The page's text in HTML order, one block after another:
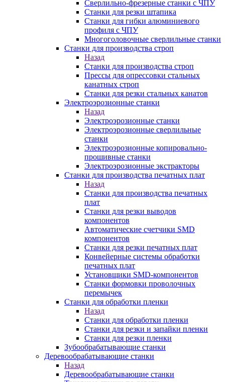
Сверлильно-фрезерные станки с ЧПУ
Станки для резки штапика
Станки для гибки алюминиевого
профиля с ЧПУ
Многоголовочные сверлильные станки
Станки для производства строп
Назад
Станки для производства строп
Прессы для опрессовки стальных
канатных строп
Станки для резки стальных канатов
Электроэрозионные станки
Назад
Электроэрозионные станки
Электроэрозионные сверлильные
станки
Электроэрозионные копировально-
прошивные станки
Электроэрозионные экстракторы
Станки для производства печатных плат
Назад
Станки для производства печатных
плат
Станки для резки выводов
компонентов
Автоматические счетчики SMD
компонентов
Станки для резки печатных плат
Конвейерные системы обработки
печатных плат
Установщики SMD-компонентов
Станки формовки проволочных
перемычек
Станки для обработки пленки
Назад
Станки для обработки пленки
Станки для резки и запайки пленки
Станки для резки пленки
Зубообрабатывающие станки
Деревообрабатывающие станки
Назад
Деревообрабатывающие станки